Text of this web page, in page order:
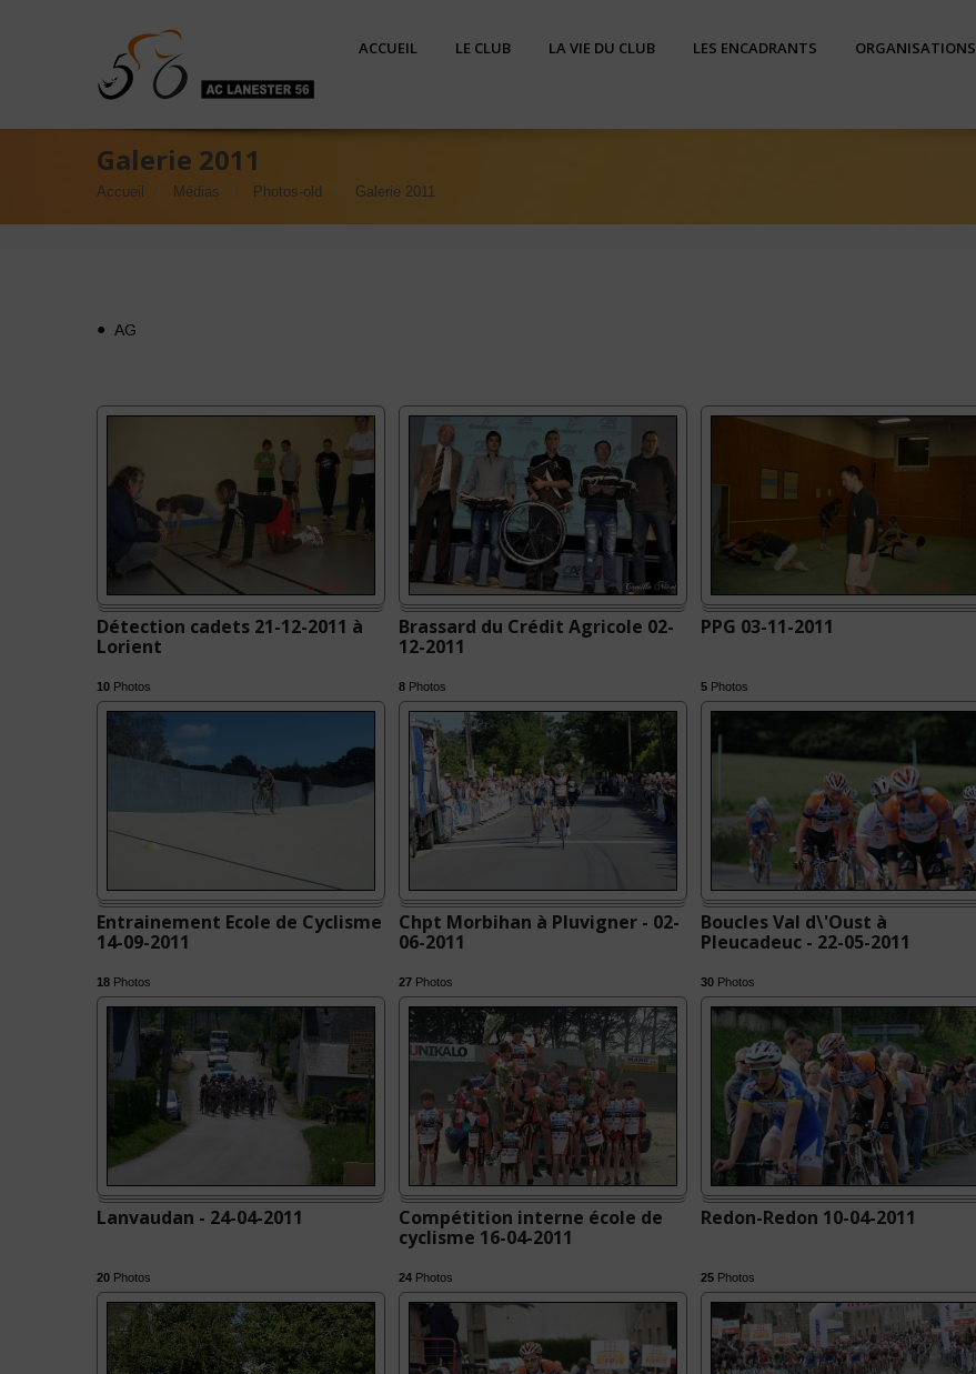
ACCUEIL LE CLUB LA VIE DU CLUB LES ENCADRANTS ORGANISATIONS
Galerie 2011
Accueil Médias Photos-old Galerie 2011
AG
Détection cadets 21-12-2011 à
Lorient
10 Photos
Brassard du Crédit Agricole 02-
12-2011
8 Photos
PPG 03-11-2011
5 Photos
Entrainement Ecole de Cyclisme
14-09-2011
18 Photos
Chpt Morbihan à Pluvigner - 02-
06-2011
27 Photos
Boucles Val d\'Oust à
Pleucadeuc - 22-05-2011
30 Photos
Lanvaudan - 24-04-2011
20 Photos
Compétition interne école de
cyclisme 16-04-2011
24 Photos
Redon-Redon 10-04-2011
25 Photos